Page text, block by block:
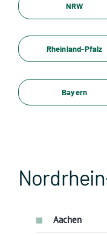
NRW
Rheinland-Pfalz
Bayern
Aachen